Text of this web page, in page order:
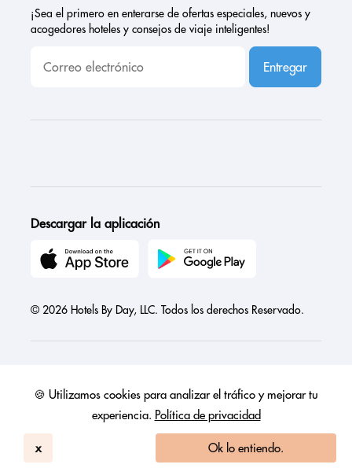
🍪 Utilizamos cookies para analizar el tráfico y mejorar tu
experiencia. Política de privacidad
x Ok lo entiendo.
¡Sea el primero en enterarse de ofertas especiales, nuevos y
acogedores hoteles y consejos de viaje inteligentes!
Entregar
Descargar la aplicación
© 2026 Hotels By Day, LLC. Todos los derechos Reservado.
Austria Canada France Germany India Ireland
Israel
Mexico Netherlands Philippines
United Arab Emirates
United Kingdom United States